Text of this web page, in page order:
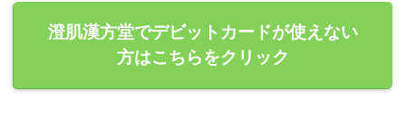
澄肌漢方堂でデビットカードが使えない
方はこちらをクリック